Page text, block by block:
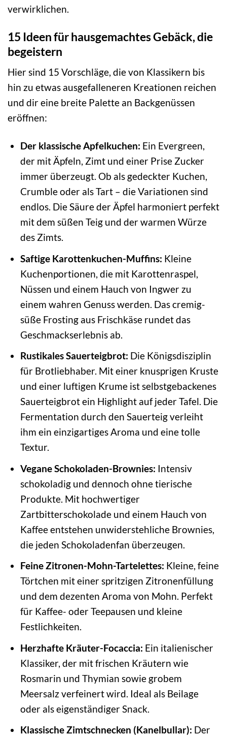
verwirklichen.
15 Ideen für hausgemachtes Gebäck, die
begeistern
Hier sind 15 Vorschläge, die von Klassikern bis
hin zu etwas ausgefalleneren Kreationen reichen
und dir eine breite Palette an Backgenüssen
eröffnen:
Der klassische Apfelkuchen: Ein Evergreen,
der mit Äpfeln, Zimt und einer Prise Zucker
immer überzeugt. Ob als gedeckter Kuchen,
Crumble oder als Tart – die Variationen sind
endlos. Die Säure der Äpfel harmoniert perfekt
mit dem süßen Teig und der warmen Würze
des Zimts.
Saftige Karottenkuchen-Muffins: Kleine
Kuchenportionen, die mit Karottenraspel,
Nüssen und einem Hauch von Ingwer zu
einem wahren Genuss werden. Das cremig-
süße Frosting aus Frischkäse rundet das
Geschmackserlebnis ab.
Rustikales Sauerteigbrot: Die Königsdisziplin
für Brotliebhaber. Mit einer knusprigen Kruste
und einer luftigen Krume ist selbstgebackenes
Sauerteigbrot ein Highlight auf jeder Tafel. Die
Fermentation durch den Sauerteig verleiht
ihm ein einzigartiges Aroma und eine tolle
Textur.
Vegane Schokoladen-Brownies: Intensiv
schokoladig und dennoch ohne tierische
Produkte. Mit hochwertiger
Zartbitterschokolade und einem Hauch von
Kaffee entstehen unwiderstehliche Brownies,
die jeden Schokoladenfan überzeugen.
Feine Zitronen-Mohn-Tartelettes: Kleine, feine
Törtchen mit einer spritzigen Zitronenfüllung
und dem dezenten Aroma von Mohn. Perfekt
für Kaffee- oder Teepausen und kleine
Festlichkeiten.
Herzhafte Kräuter-Focaccia: Ein italienischer
Klassiker, der mit frischen Kräutern wie
Rosmarin und Thymian sowie grobem
Meersalz verfeinert wird. Ideal als Beilage
oder als eigenständiger Snack.
Klassische Zimtschnecken (Kanelbullar): Der